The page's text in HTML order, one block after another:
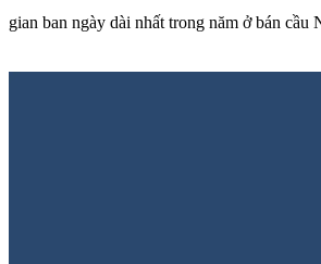
gian ban ngày dài nhất trong năm ở bán cầu